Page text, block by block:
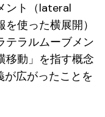
ント（lateral
使った横展開）
テラルムーブメン
移動」を指す概念
広がったことを